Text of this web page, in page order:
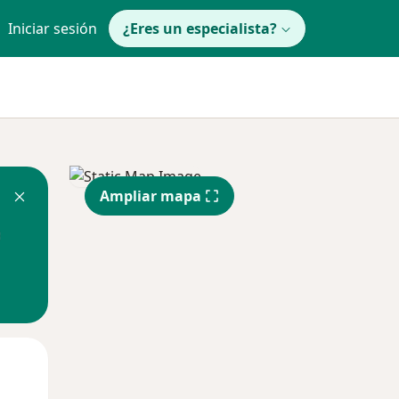
Iniciar sesión ¿Eres un especialista?
Ampliar mapa